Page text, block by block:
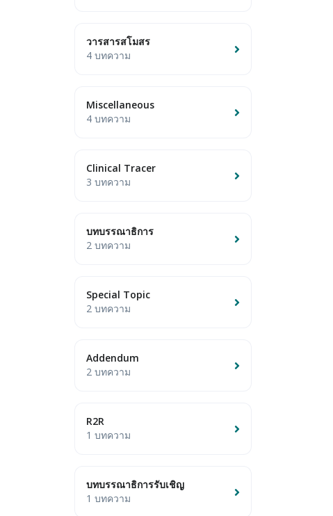
วารสารสโมสร
4 บทความ
Miscellaneous
4 บทความ
Clinical Tracer
3 บทความ
บทบรรณาธิการ
2 บทความ
Special Topic
2 บทความ
Addendum
2 บทความ
R2R
1 บทความ
บทบรรณาธิการรับเชิญ
1 บทความ